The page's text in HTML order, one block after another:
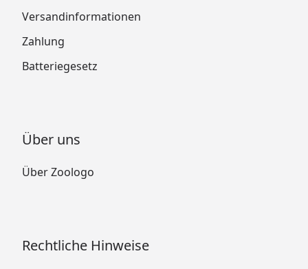
Versandinformationen
Zahlung
Batteriegesetz
Über uns
Über Zoologo
Rechtliche Hinweise